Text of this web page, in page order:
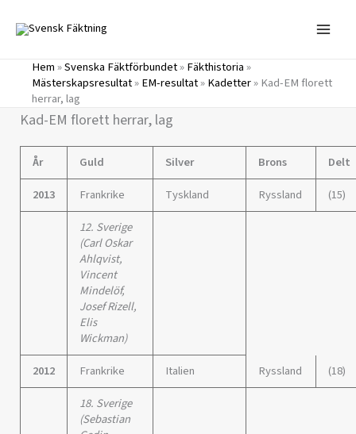
innehåll
Hem»Svenska Fäktförbundet»Fäkthistoria»
Mästerskapsresultat»EM-resultat»Kadetter»Kad-EM florett
herrar, lag
Kad-EM florett herrar, lag
År Guld Silver Brons
Delt
2013
Frankrike Tyskland Ryssland
(15)
12. Sverige
(Carl Oskar
Ahlqvist,
Vincent
Mindelöf,
Josef Rizell,
Elis
Wickman)
2012
Frankrike Italien Ryssland
(18)
18. Sverige
(Sebastian